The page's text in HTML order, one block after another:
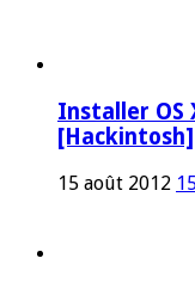
Installer OS
[Hackintosh]
15 août 2012